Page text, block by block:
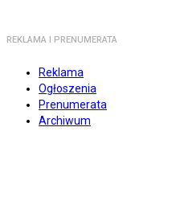
REKLAMA I PRENUMERATA
Reklama
Ogłoszenia
Prenumerata
Archiwum